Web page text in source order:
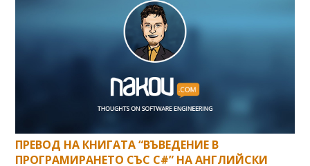
ПРЕВОД НА КНИГАТА “ВЪВЕДЕНИЕ В
ПРОГРАМИРАНЕТО СЪС C#” НА АНГЛИЙСКИ